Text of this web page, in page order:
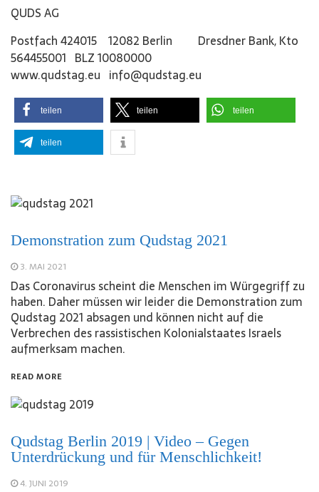
QUDS AG
Postfach 424015 12082 Berlin Dresdner Bank, Kto
564455001 BLZ 10080000
www.qudstag.eu info@qudstag.eu
teilen teilen teilen
teilen
Demonstration zum Qudstag 2021
3. MAI 2021
Das Coronavirus scheint die Menschen im Würgegriff zu
haben. Daher müssen wir leider die Demonstration zum
Qudstag 2021 absagen und können nicht auf die
Verbrechen des rassistischen Kolonialstaates Israels
aufmerksam machen.
READ MORE
Qudstag Berlin 2019 | Video – Gegen
Unterdrückung und für Menschlichkeit!
4. JUNI 2019